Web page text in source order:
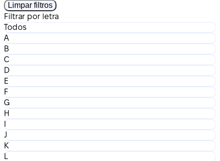
Limpar filtros
Filtrar por letra
Todos
A
B
C
D
E
F
G
H
I
J
K
L